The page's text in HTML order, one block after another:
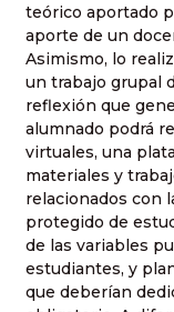
teórico aportado
aporte de un
Asimismo, lo
un trabajo grupal
reflexión que
alumnado podrá
virtuales, una
materiales y
relacionados con
protegido de
de las variables
estudiantes, y
que deberían